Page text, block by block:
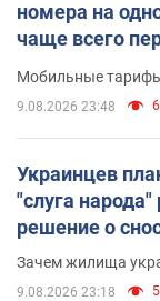
номера на
чаще всего
Мобильные тарифы
9.08.2026 23:48
Украинцев
"слуга
решение о
Зачем жилища
9.08.2026 23:18